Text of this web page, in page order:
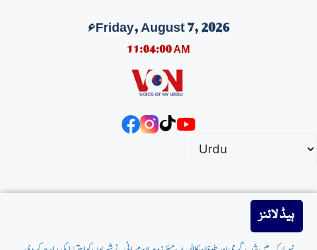
Friday, August 7, 2026ء
11:04:01 AM
ہیڈ لائنز